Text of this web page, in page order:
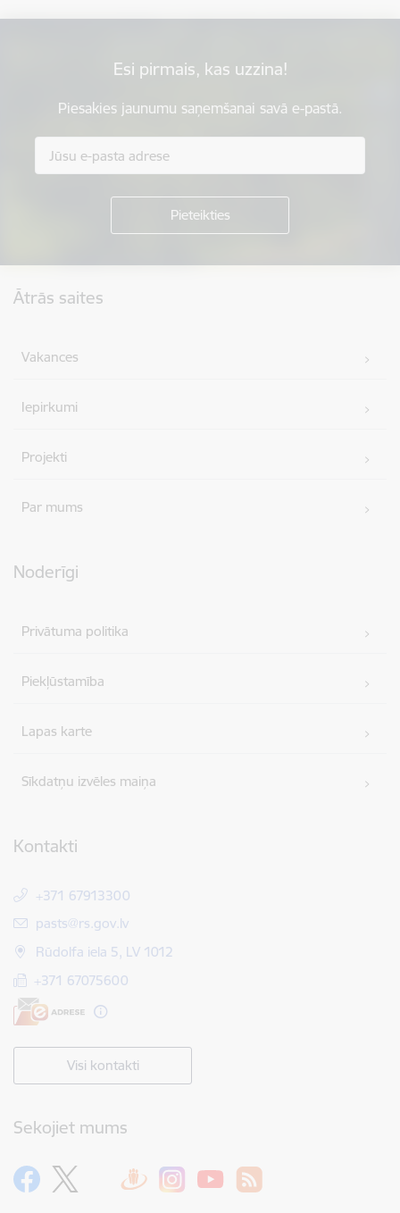
Esi pirmais, kas uzzina!
Piesakies jaunumu saņemšanai savā e-pastā.
Ātrās saites
Vakances
Iepirkumi
Projekti
Par mums
Noderīgi
Privātuma politika
Piekļūstamība
Lapas karte
Sīkdatņu izvēles maiņa
Kontakti
+371 67913300
E-pasts:
pasts@rs.gov.lv
Rūdolfa iela 5, LV 1012
+371 67075600
Visi kontakti
Sekojiet mums